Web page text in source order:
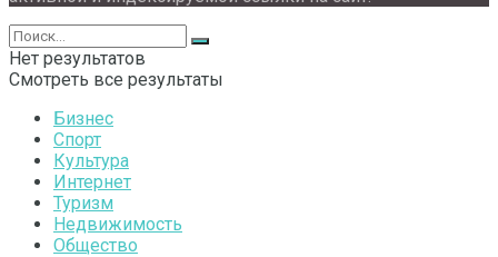
Нет результатов
Смотреть все результаты
Бизнес
Спорт
Культура
Интернет
Туризм
Недвижимость
Общество